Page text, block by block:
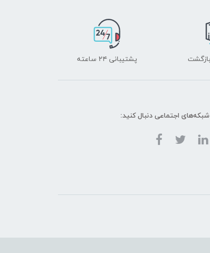
پشتیبانی ۲۴ ساعته
شبکه‌های اجتماعی دنبال کنید: